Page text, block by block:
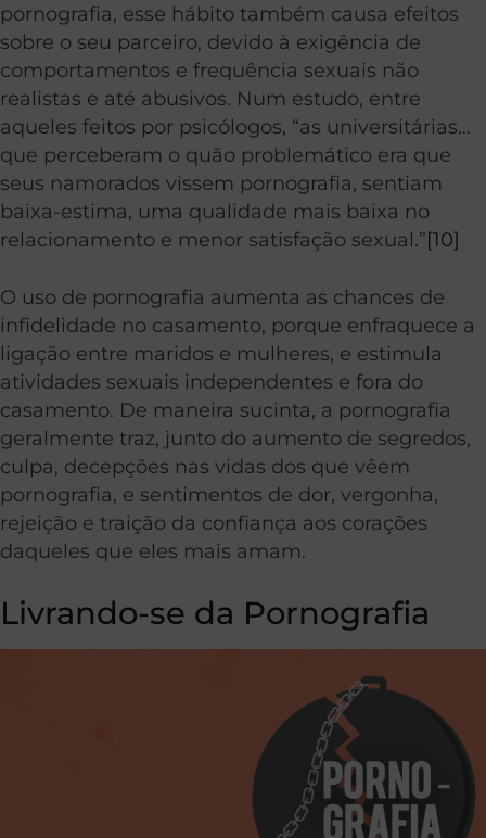
pornografia, esse hábito também causa efeitos
sobre o seu parceiro, devido à exigência de
comportamentos e frequência sexuais não
realistas e até abusivos. Num estudo, entre
aqueles feitos por psicólogos, “as universitárias…
que perceberam o quão problemático era que
seus namorados vissem pornografia, sentiam
baixa-estima, uma qualidade mais baixa no
relacionamento e menor satisfação sexual.”[10]
O uso de pornografia aumenta as chances de
infidelidade no casamento, porque enfraquece a
ligação entre maridos e mulheres, e estimula
atividades sexuais independentes e fora do
casamento. De maneira sucinta, a pornografia
geralmente traz, junto do aumento de segredos,
culpa, decepções nas vidas dos que vêem
pornografia, e sentimentos de dor, vergonha,
rejeição e traição da confiança aos corações
daqueles que eles mais amam.
Livrando-se da Pornografia